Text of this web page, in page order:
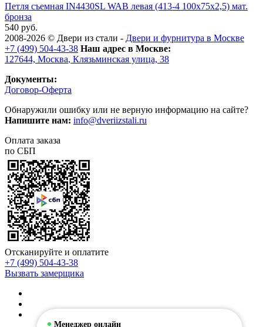
Петля съемная IN4430SL WAB левая (413-4 100x75x2,5) мат.
бронза
540 руб.
2008-2026 © Двери из стали - Двери и фурнитура в Москве
+7 (499) 504-43-38 Наш адрес в Москве:
127644, Москва, Клязьминская улица, 38
Документы:
Договор-Оферта
Обнаружили ошибку или не верную информацию на сайте?
Напишите нам: info@dveriizstali.ru
Оплата заказа
по СБП
Отсканируйте и оплатите
+7 (499) 504-43-38
Вызвать замерщика
Менеджер онлайн